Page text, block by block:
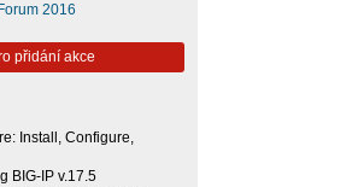
2016
přidání akce
Install, Configure,
BIG-IP v.17.5